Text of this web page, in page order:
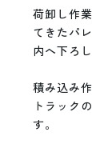
荷卸し作
てきたパ
内へ下ろし
積み込み
トラック
す。